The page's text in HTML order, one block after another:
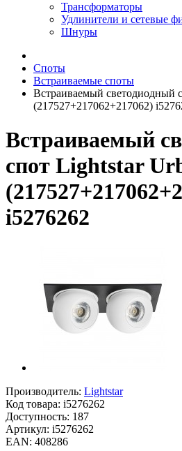
Трансформаторы
Удлинители и сетевые
Шнуры
Споты
Встраиваемые споты
Встраиваемый светодиодный
(217527+217062+217062)
Встраиваемый
спот Lightstar
i5276262
Производитель: Lightstar
Код товара: i5276262
Доступность: 187
Артикул: i5276262
EAN: 408286